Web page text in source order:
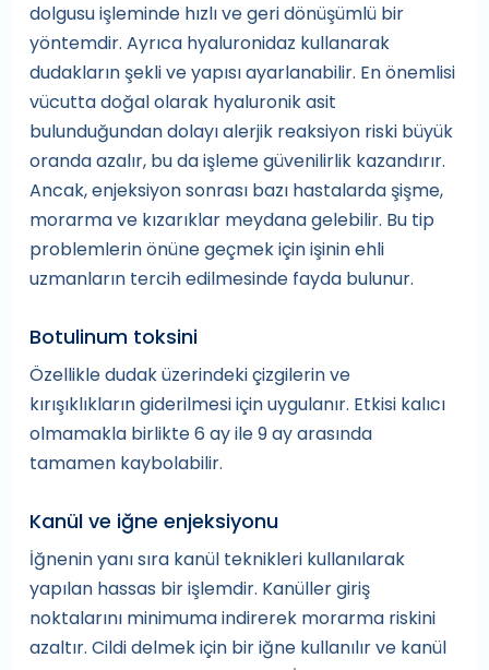
dolgusu işleminde hızlı ve geri dönüşümlü bir
yöntemdir. Ayrıca hyaluronidaz kullanarak
dudakların şekli ve yapısı ayarlanabilir. En önemlisi
vücutta doğal olarak hyaluronik asit
bulunduğundan dolayı alerjik reaksiyon riski büyük
oranda azalır, bu da işleme güvenilirlik kazandırır.
Ancak, enjeksiyon sonrası bazı hastalarda şişme,
morarma ve kızarıklar meydana gelebilir. Bu tip
problemlerin önüne geçmek için işinin ehli
uzmanların tercih edilmesinde fayda bulunur.
Botulinum toksini
Özellikle dudak üzerindeki çizgilerin ve
kırışıklıkların giderilmesi için uygulanır. Etkisi kalıcı
olmamakla birlikte 6 ay ile 9 ay arasında
tamamen kaybolabilir.
Kanül ve iğne enjeksiyonu
İğnenin yanı sıra kanül teknikleri kullanılarak
yapılan hassas bir işlemdir. Kanüller giriş
noktalarını minimuma indirerek morarma riskini
azaltır. Cildi delmek için bir iğne kullanılır ve kanül